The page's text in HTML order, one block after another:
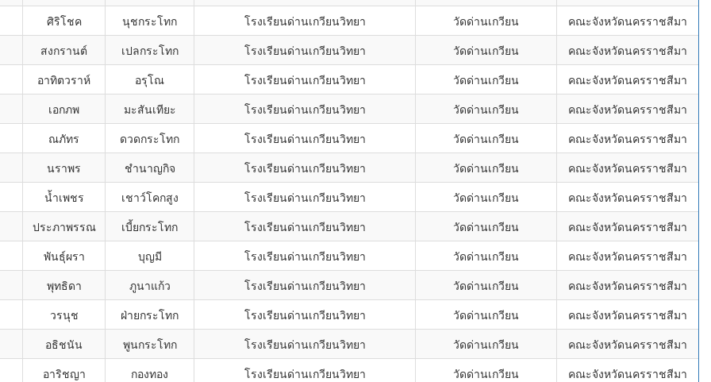
ศิริโชค
นุชกระโทก โรงเรียนด่านเกวียนวิทยา วัดด่านเกวียน
คณะจังหวัดนครราชสีมา
สงกรานต์
เปลกระโทก โรงเรียนด่านเกวียนวิทยา วัดด่านเกวียน
คณะจังหวัดนครราชสีมา
อาทิตวราห์
อรุโณ โรงเรียนด่านเกวียนวิทยา วัดด่านเกวียน
คณะจังหวัดนครราชสีมา
เอกภพ
มะสันเทียะ โรงเรียนด่านเกวียนวิทยา วัดด่านเกวียน
คณะจังหวัดนครราชสีมา
ณภัทร
ดวดกระโทก โรงเรียนด่านเกวียนวิทยา วัดด่านเกวียน
คณะจังหวัดนครราชสีมา
นราพร
ชำนาญกิจ โรงเรียนด่านเกวียนวิทยา วัดด่านเกวียน
คณะจังหวัดนครราชสีมา
น้ำเพชร
เชาว์โคกสูง โรงเรียนด่านเกวียนวิทยา วัดด่านเกวียน
คณะจังหวัดนครราชสีมา
ประภาพรรณ
เบี้ยกระโทก โรงเรียนด่านเกวียนวิทยา วัดด่านเกวียน
คณะจังหวัดนครราชสีมา
พันธุ์ผรา
บุญมี โรงเรียนด่านเกวียนวิทยา วัดด่านเกวียน
คณะจังหวัดนครราชสีมา
พุทธิดา
ภูนาแก้ว โรงเรียนด่านเกวียนวิทยา วัดด่านเกวียน
คณะจังหวัดนครราชสีมา
วรนุช
ฝ่ายกระโทก โรงเรียนด่านเกวียนวิทยา วัดด่านเกวียน
คณะจังหวัดนครราชสีมา
อธิชนัน
พูนกระโทก โรงเรียนด่านเกวียนวิทยา วัดด่านเกวียน
คณะจังหวัดนครราชสีมา
อาริชญา
กองทอง โรงเรียนด่านเกวียนวิทยา วัดด่านเกวียน
คณะจังหวัดนครราชสีมา